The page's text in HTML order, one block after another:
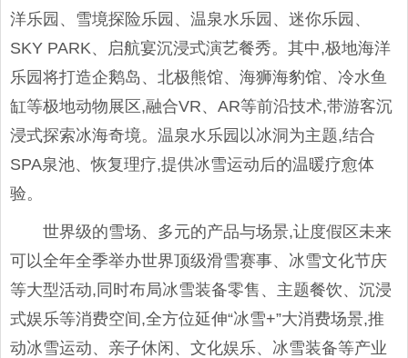
洋乐园、雪境探险乐园、温泉水乐园、迷你乐园、
SKY PARK、启航宴沉浸式演艺餐秀。其中,极地海洋
乐园将打造企鹅岛、北极熊馆、海狮海豹馆、冷水鱼
缸等极地动物展区,融合VR、AR等前沿技术,带游客沉
浸式探索冰海奇境。温泉水乐园以冰洞为主题,结合
SPA泉池、恢复理疗,提供冰雪运动后的温暖疗愈体
验。
世界级的雪场、多元的产品与场景,让度假区未来
可以全年全季举办世界顶级滑雪赛事、冰雪文化节庆
等大型活动,同时布局冰雪装备零售、主题餐饮、沉浸
式娱乐等消费空间,全方位延伸“冰雪+”大消费场景,推
动冰雪运动、亲子休闲、文化娱乐、冰雪装备等产业